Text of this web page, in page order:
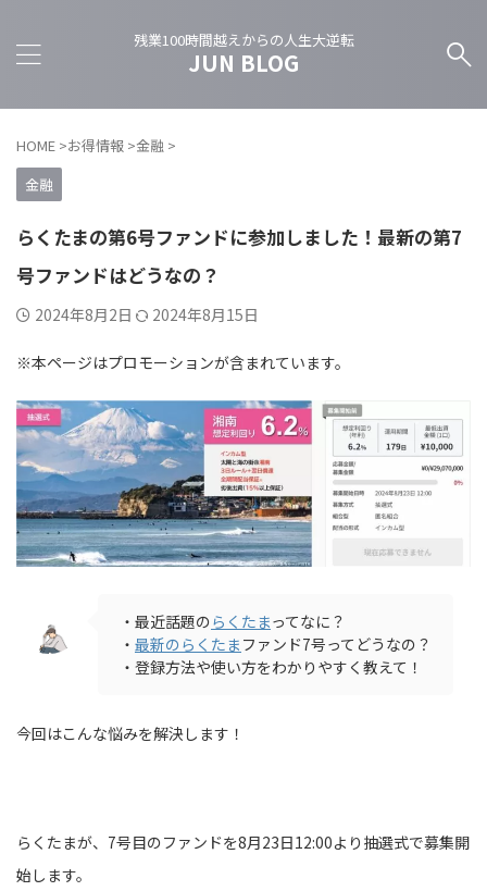
残業100時間越えからの人生大逆転
JUN BLOG
HOME >お得情報 >金融 >
金融
らくたまの第6号ファンドに参加しました！最新の第7
号ファンドはどうなの？
2024年8月2日 2024年8月15日
※本ページはプロモーションが含まれています。
・最近話題のらくたまってなに？
・ 最新のらくたま ファンド7号ってどうなの？
・登録方法や使い方をわかりやすく教えて！
今回はこんな悩みを解決します！
らくたまが、7号目のファンドを8月23日12:00より抽選式で募集開
始します。